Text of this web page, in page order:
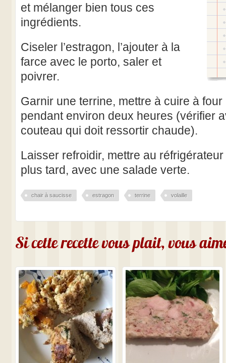
et mélanger bien tous ces
ingrédients.
Ciseler l’estragon, l’ajouter à la
farce avec le porto, saler et
poivrer.
Garnir une terrine, mettre à cuire à
pendant environ deux heures (vérifier
couteau qui doit ressortir chaude).
Laisser refroidir, mettre au
plus tard, avec une salade verte.
chair à saucisse estragon terrine volaille
Si cette recette vous plait, vous